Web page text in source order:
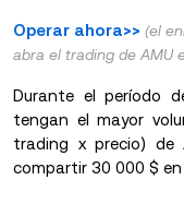
Operar ahora>> (el
abra el trading de AMU
Durante el período
tengan el mayor
trading x precio) de
compartir 30 000 $ en